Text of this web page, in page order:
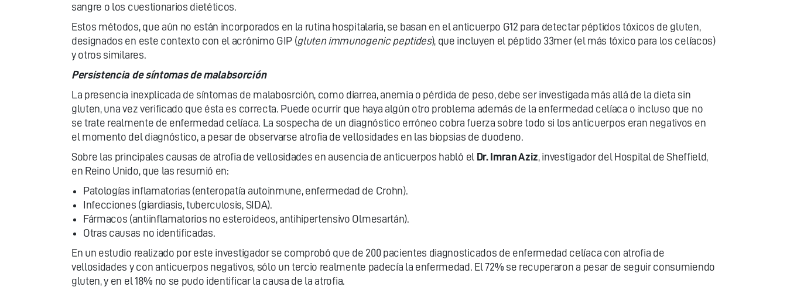
sangre o los cuestionarios dietéticos.
Estos métodos, que aún no están incorporados en la rutina hospitalaria, se basan en el anticuerpo G12 para detectar péptidos tóxicos de gluten,
designados en este contexto con el acrónimo GIP (gluten immunogenic peptides), que incluyen el péptido 33mer (el más tóxico para los celíacos)
y otros similares.
Persistencia de síntomas de malabsorción
La presencia inexplicada de síntomas de malabosrción, como diarrea, anemia o pérdida de peso, debe ser investigada más allá de la dieta sin
gluten, una vez verificado que ésta es correcta. Puede ocurrir que haya algún otro problema además de la enfermedad celíaca o incluso que no
se trate realmente de enfermedad celíaca. La sospecha de un diagnóstico erróneo cobra fuerza sobre todo si los anticuerpos eran negativos en
el momento del diagnóstico, a pesar de observarse atrofia de vellosidades en las biopsias de duodeno.
Sobre las principales causas de atrofia de vellosidades en ausencia de anticuerpos habló el Dr. Imran Aziz, investigador del Hospital de Sheffield,
en Reino Unido, que las resumió en:
Patologías inflamatorias (enteropatía autoinmune, enfermedad de Crohn).
Infecciones (giardiasis, tuberculosis, SIDA).
Fármacos (antiinflamatorios no esteroideos, antihipertensivo Olmesartán).
Otras causas no identificadas.
En un estudio realizado por este investigador se comprobó que de 200 pacientes diagnosticados de enfermedad celíaca con atrofia de
vellosidades y con anticuerpos negativos, sólo un tercio realmente padecía la enfermedad. El 72% se recuperaron a pesar de seguir consumiendo
gluten, y en el 18% no se pudo identificar la causa de la atrofia.